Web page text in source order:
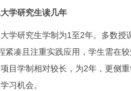
学研究生读几年
学研究生学制为1至2年。多数授
紧凑且注重实践应用，学生需在
目学制相对较长，为2年，更侧
习机会。